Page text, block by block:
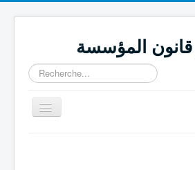
المؤسسة
Rechercher
Basculer
la